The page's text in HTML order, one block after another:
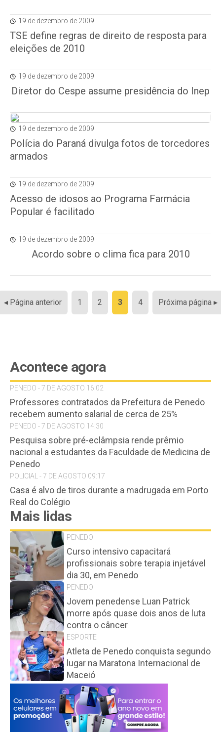
19 de dezembro de 2009
TSE define regras de direito de resposta para
eleições de 2010
19 de dezembro de 2009
Diretor do Cespe assume presidência do Inep
19 de dezembro de 2009
Polícia do Paraná divulga fotos de torcedores
armados
19 de dezembro de 2009
Acesso de idosos ao Programa Farmácia
Popular é facilitado
19 de dezembro de 2009
Acordo sobre o clima fica para 2010
Paginação
de
◂ Página anterior 1 2 3 4 Próxima página ▸
Acontece agora
PENEDO - 7 DE AGOSTO 16:02
Professores contratados da Prefeitura de Penedo
recebem aumento salarial de cerca de 25%
PENEDO - 7 DE AGOSTO 14:30
Pesquisa sobre pré-eclâmpsia rende prêmio
nacional a estudantes da Faculdade de Medicina de
Penedo
POLICIAL - 7 DE AGOSTO 09:17
Casa é alvo de tiros durante a madrugada em Porto
Real do Colégio
Mais lidas
PENEDO
Curso intensivo capacitará
profissionais sobre terapia injetável
dia 30, em Penedo
PENEDO
Jovem penedense Luan Patrick
morre após quase dois anos de luta
contra o câncer
ESPORTE
Atleta de Penedo conquista segundo
lugar na Maratona Internacional de
Maceió